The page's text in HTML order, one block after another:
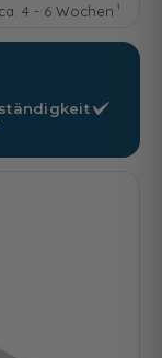
4 - 6 Wochen